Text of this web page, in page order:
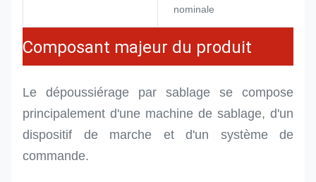
nominale
Composant majeur du produit
Le dépoussiérage par sablage se compose
principalement d'une machine de sablage, d'un
dispositif de marche et d'un système de
commande.